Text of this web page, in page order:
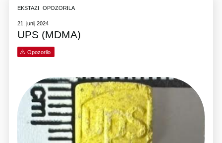
EKSTAZI OPOZORILA
21. junij 2024
UPS (MDMA)
Opozorilo